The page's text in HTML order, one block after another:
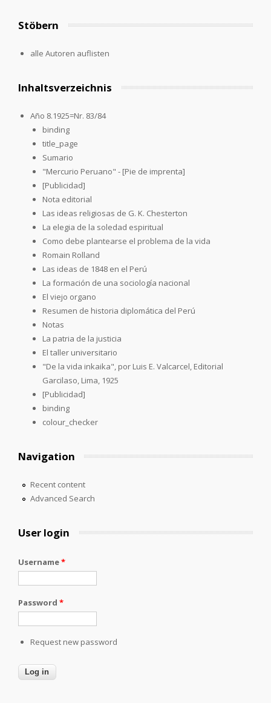
Stöbern
alle Autoren auflisten
Inhaltsverzeichnis
Año 8.1925=Nr. 83/84
binding
title_page
Sumario
"Mercurio Peruano" - [Pie de imprenta]
[Publicidad]
Nota editorial
Las ideas religiosas de G. K. Chesterton
La elegia de la soledad espiritual
Como debe plantearse el problema de la vida
Romain Rolland
Las ideas de 1848 en el Perú
La formación de una sociología nacional
El viejo organo
Resumen de historia diplomática del Perú
Notas
La patria de la justicia
El taller universitario
"De la vida inkaika", por Luis E. Valcarcel, Editorial
Garcilaso, Lima, 1925
[Publicidad]
binding
colour_checker
Navigation
Recent content
Advanced Search
User login
Username*
Password *
Request new password